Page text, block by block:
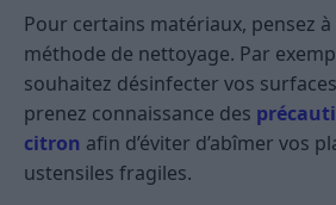
Pour certains matériaux, pensez
méthode de nettoyage. Par
souhaitez désinfecter vos
prenez connaissance des
citron afin d’éviter d’abîmer vos
ustensiles fragiles.